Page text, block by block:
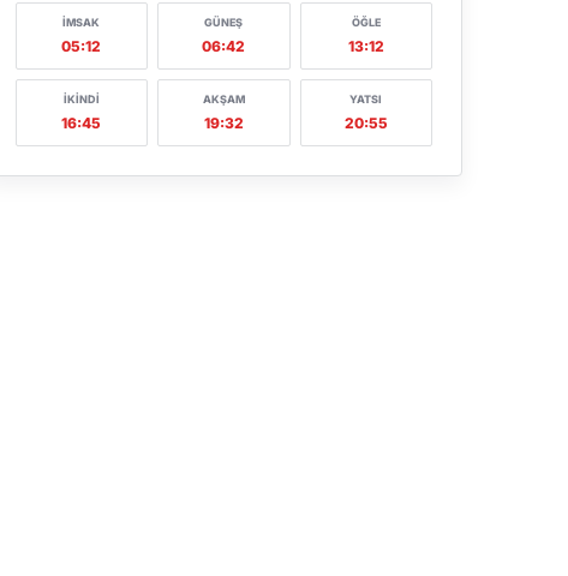
İMSAK
05:12
GÜNEŞ
06:42
ÖĞLE
13:12
İKINDI
16:45
AKŞAM
19:32
YATSI
20:55